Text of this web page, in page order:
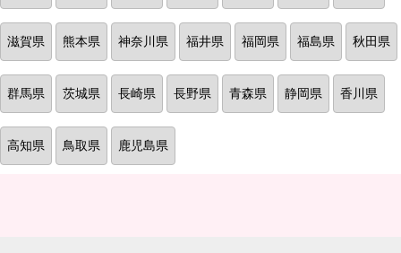
滋賀県 熊本県 神奈川県 福井県 福岡県 福島県 秋田県
群馬県 茨城県 長崎県 長野県 青森県 静岡県 香川県
高知県 鳥取県 鹿児島県